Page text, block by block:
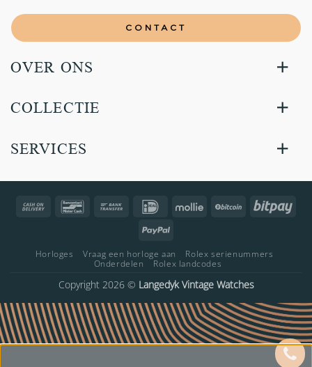
CONTACT
OVER ONS
COLLECTIE
SERVICES
Cash
Bancontact Bank
IDeal Mollie BitCoin
PayPal
Horloges Vraag een horloge aan
Rolex serienummers
Onderdelen
Rolex landcodes
Copyright 2026 © Langedyk Vintage Watches